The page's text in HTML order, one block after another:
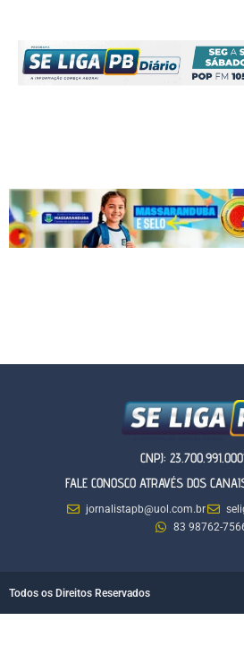
CNPJ:
FALE CONOSCO ATRAVÉS DOS
jornalistapb@uol.com.br
83 98762-
Todos os Direitos Reservados